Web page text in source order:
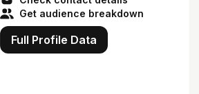
Get audience breakdown
Full Profile Data